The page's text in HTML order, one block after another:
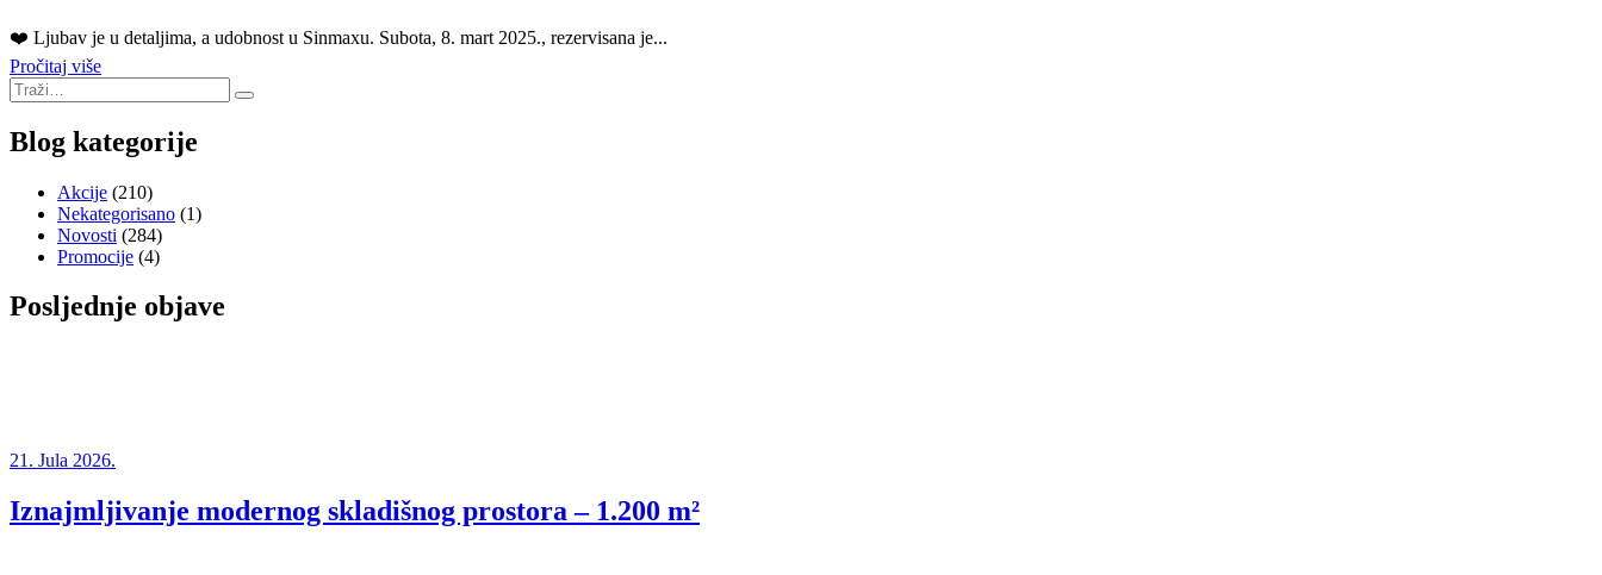
❤️ Ljubav je u detaljima, a udobnost u Sinmaxu. Subota, 8. mart 2025., rezervisana je...
Pročitaj više
Blog kategorije
Akcije (210)
Nekategorisano (1)
Novosti (284)
Promocije (4)
Posljednje objave
21. Jula 2026.
Iznajmljivanje modernog skladišnog prostora – 1.200 m²